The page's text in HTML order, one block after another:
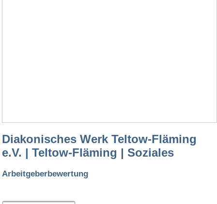
Diakonisches Werk Teltow-Fläming
e.V. | Teltow-Fläming | Soziales
Arbeitgeberbewertung